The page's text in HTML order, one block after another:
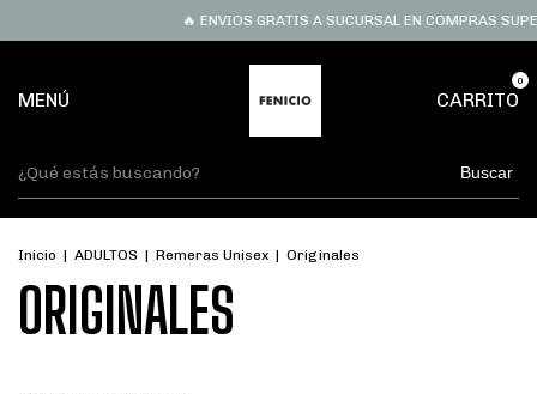
🔥 ENVIOS GRATIS A SUCURSAL EN COMPRAS SUPERIORES
MENÚ CARRITO
0
Buscar
Inicio | ADULTOS | Remeras Unisex | Originales
ORIGINALES